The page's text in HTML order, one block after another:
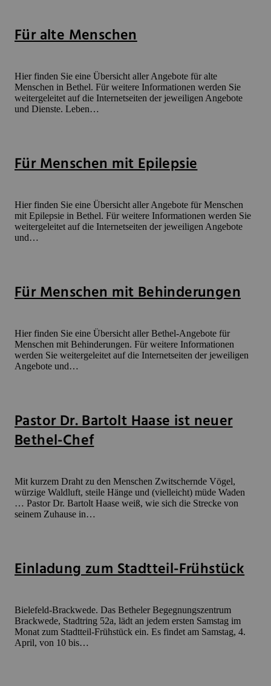
Für alte Menschen
Hier finden Sie eine Übersicht aller Angebote für alte
Menschen in Bethel. Für weitere Informationen werden Sie
weitergeleitet auf die Internetseiten der jeweiligen Angebote
und Dienste. Leben…
Für Menschen mit Epilepsie
Hier finden Sie eine Übersicht aller Angebote für Menschen
mit Epilepsie in Bethel. Für weitere Informationen werden Sie
weitergeleitet auf die Internetseiten der jeweiligen Angebote
und…
Für Menschen mit Behinderungen
Hier finden Sie eine Übersicht aller Bethel-Angebote für
Menschen mit Behinderungen. Für weitere Informationen
werden Sie weitergeleitet auf die Internetseiten der jeweiligen
Angebote und…
Pastor Dr. Bartolt Haase ist neuer
Bethel-Chef
Mit kurzem Draht zu den Menschen Zwitschernde Vögel,
würzige Waldluft, steile Hänge und (vielleicht) müde Waden
… Pastor Dr. Bartolt Haase weiß, wie sich die Strecke von
seinem Zuhause in…
Einladung zum Stadtteil-Frühstück
Bielefeld-Brackwede. Das Betheler Begegnungszentrum
Brackwede, Stadtring 52a, lädt an jedem ersten Samstag im
Monat zum Stadtteil-Frühstück ein. Es findet am Samstag, 4.
April, von 10 bis…